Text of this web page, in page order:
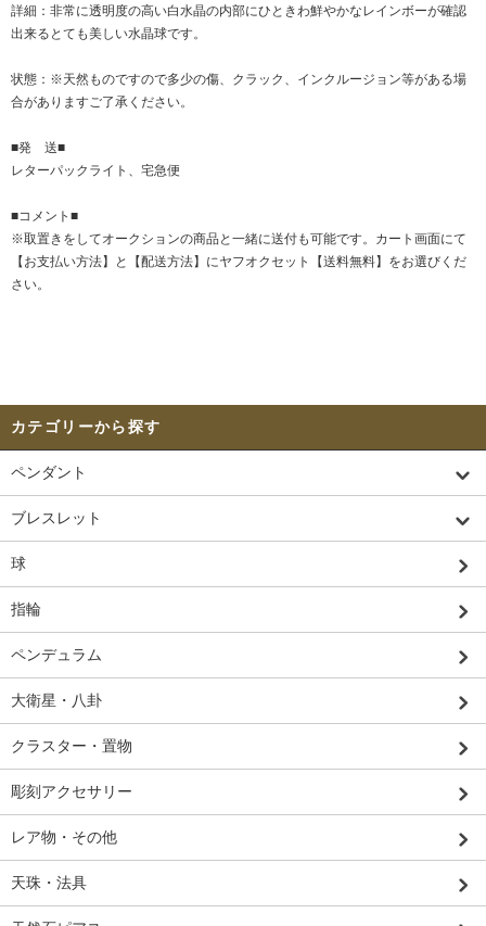
詳細：非常に透明度の高い白水晶の内部にひときわ鮮やかなレインボーが確認
出来るとても美しい水晶球です。
状態：※天然ものですので多少の傷、クラック、インクルージョン等がある場
合がありますご了承ください。
■発 送■
レターパックライト、宅急便
■コメント■
※取置きをしてオークションの商品と一緒に送付も可能です。カート画面にて
【お支払い方法】と【配送方法】にヤフオクセット【送料無料】をお選びくだ
さい。
カテゴリーから探す
ペンダント
ブレスレット
球
指輪
ペンデュラム
大衛星・八卦
クラスター・置物
彫刻アクセサリー
レア物・その他
天珠・法具